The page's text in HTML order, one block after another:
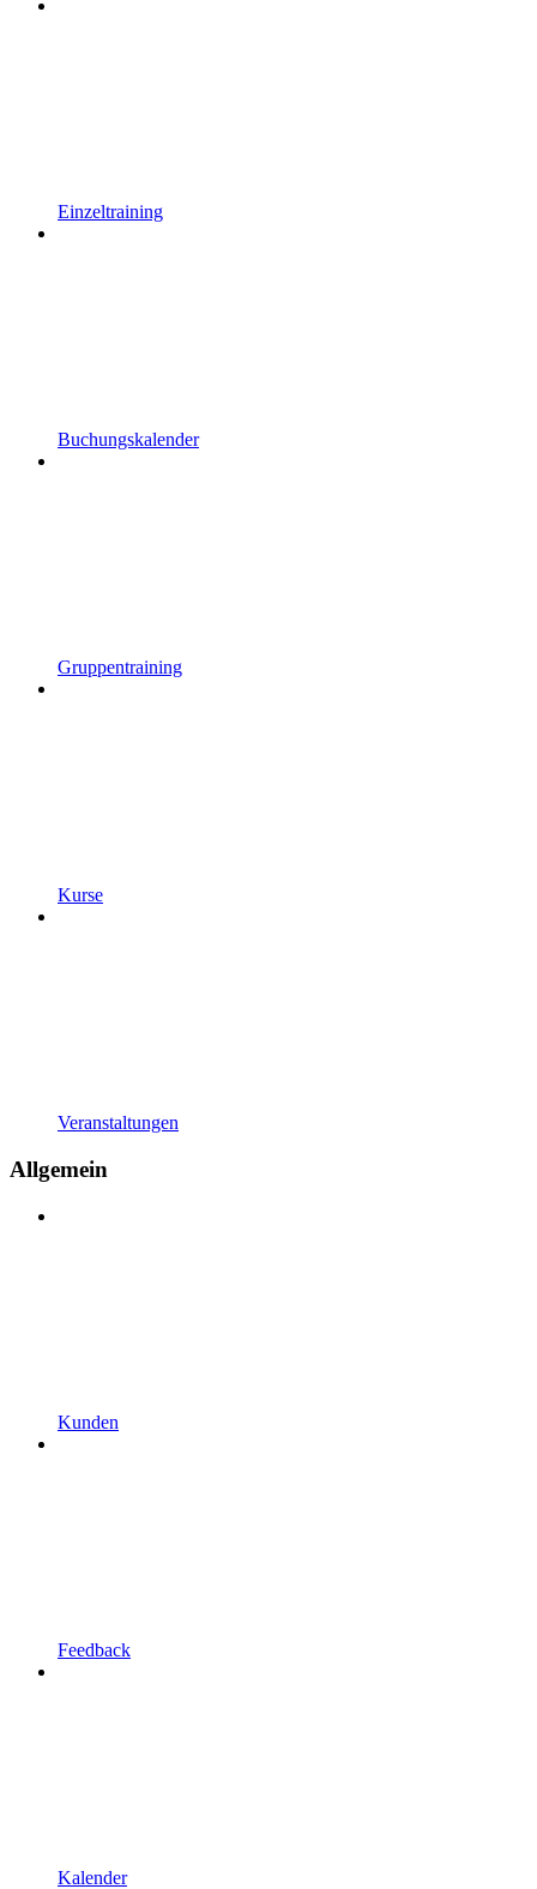
Einzeltraining
Buchungskalender
Gruppentraining
Kurse
Veranstaltungen
Allgemein
Kunden
Feedback
Kalender